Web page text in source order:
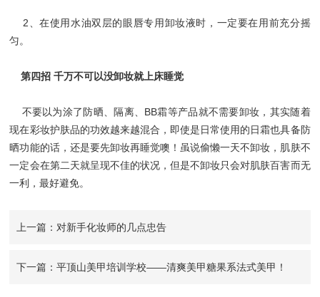
2、在使用水油双层的眼唇专用卸妆液时，一定要在用前充分摇
匀。
第四招 千万不可以没卸妆就上床睡觉
不要以为涂了防晒、隔离、BB霜等产品就不需要卸妆，其实随着
现在彩妆护肤品的功效越来越混合，即使是日常使用的日霜也具备防
晒功能的话，还是要先卸妆再睡觉噢！虽说偷懒一天不卸妆，肌肤不
一定会在第二天就呈现不佳的状况，但是不卸妆只会对肌肤百害而无
一利，最好避免。
上一篇：对新手化妆师的几点忠告
下一篇：平顶山美甲培训学校——清爽美甲糖果系法式美甲！